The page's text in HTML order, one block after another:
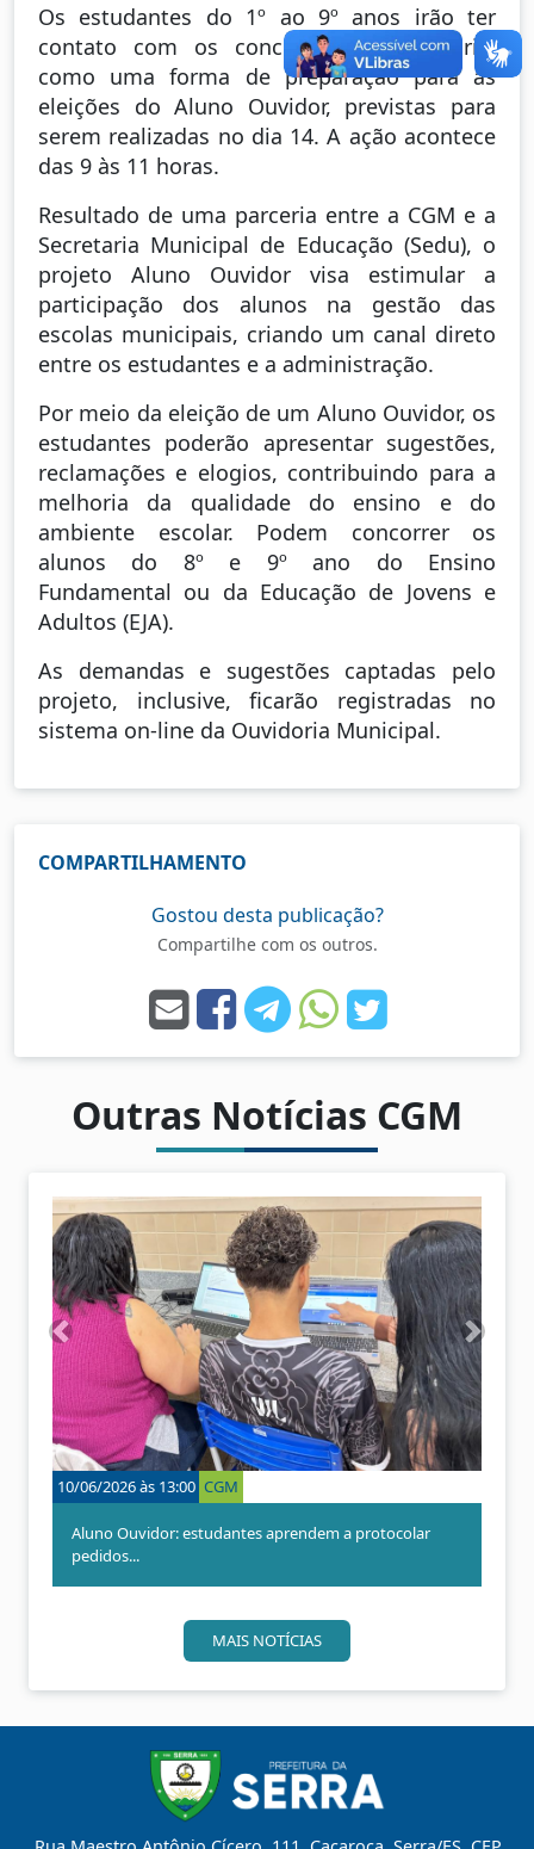
Os estudantes do 1º ao 9º anos irão ter
contato com os conceitos de Ouvidoria,
como uma forma de preparação para as
eleições do Aluno Ouvidor, previstas para
serem realizadas no dia 14. A ação acontece
das 9 às 11 horas.
Resultado de uma parceria entre a CGM e a
Secretaria Municipal de Educação (Sedu), o
projeto Aluno Ouvidor visa estimular a
participação dos alunos na gestão das
escolas municipais, criando um canal direto
entre os estudantes e a administração.
Por meio da eleição de um Aluno Ouvidor, os
estudantes poderão apresentar sugestões,
reclamações e elogios, contribuindo para a
melhoria da qualidade do ensino e do
ambiente escolar. Podem concorrer os
alunos do 8º e 9º ano do Ensino
Fundamental ou da Educação de Jovens e
Adultos (EJA).
As demandas e sugestões captadas pelo
projeto, inclusive, ficarão registradas no
sistema on-line da Ouvidoria Municipal.
COMPARTILHAMENTO
Gostou desta publicação?
Compartilhe com os outros.
Outras Notícias CGM
10/06/2026 às 13:00 CGM
Aluno Ouvidor: estudantes aprendem a protocolar
pedidos...
A
n
e
r
i
o
r
P
r
ó
x
i
m
o
MAIS NOTÍCIAS